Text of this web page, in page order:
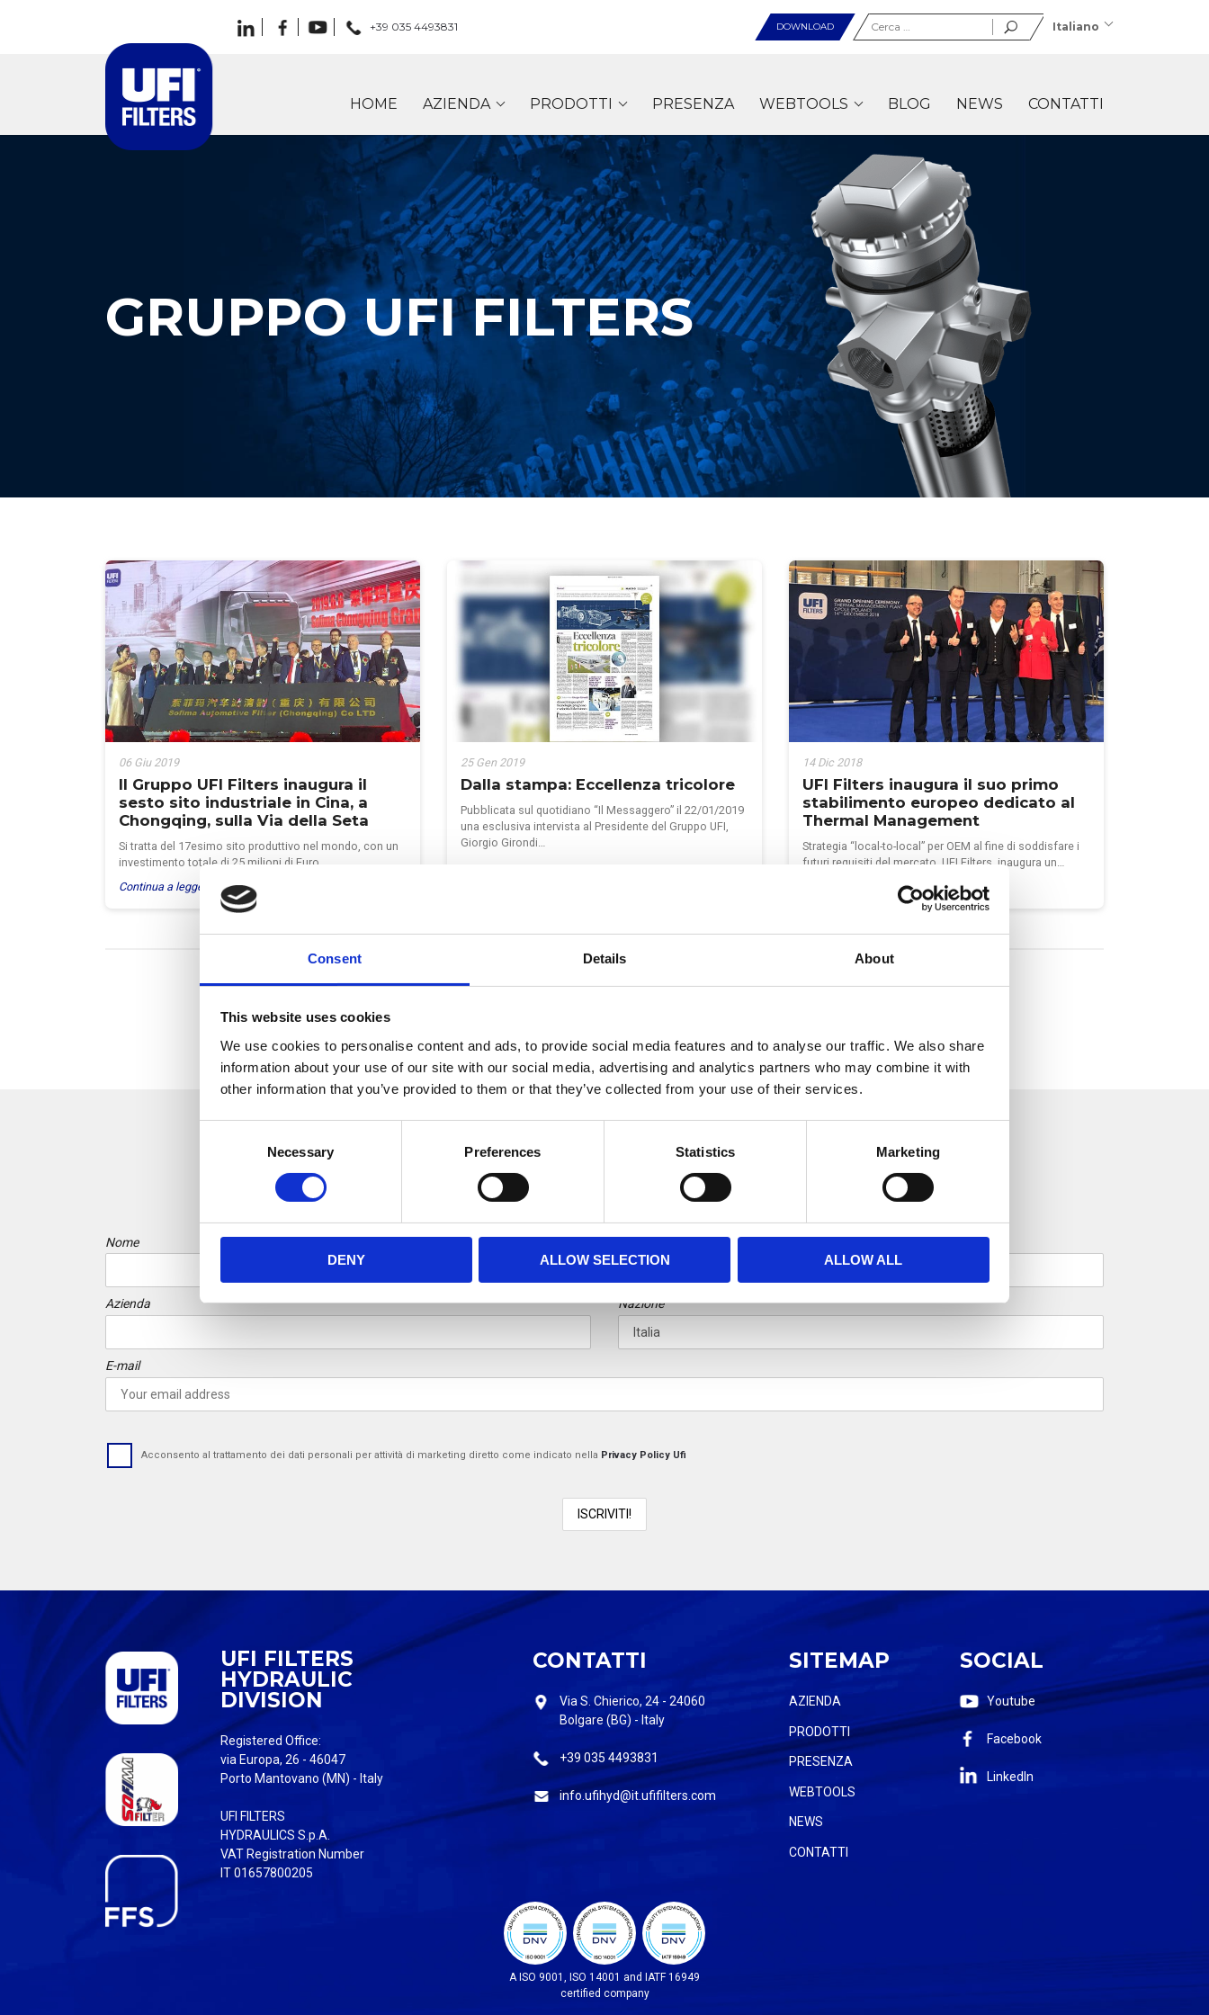
Consent Details About
This website uses cookies
We use cookies to personalise content and ads, to provide social media features and to analyse our traffic. We also share
information about your use of our site with our social media, advertising and analytics partners who may combine it with
other information that you’ve provided to them or that they’ve collected from your use of their services.
e
e
t
i
n
Necessary Preferences Statistics Marketing
DENY ALLOW SELECTION ALLOW ALL
DOWNLOAD
+39 035 4493831
Ricerca
per:
Italiano
HOME AZIENDA PRODOTTI PRESENZA WEBTOOLS BLOG NEWS CONTATTI
GRUPPO UFI FILTERS
06 Giu 2019
Il Gruppo UFI Filters inaugura il
sesto sito industriale in Cina, a
Chongqing, sulla Via della Seta
Si tratta del 17esimo sito produttivo nel mondo, con un
investimento totale di 25 milioni di Euro…
Continua a leggere >
25 Gen 2019
Dalla stampa: Eccellenza tricolore
Pubblicata sul quotidiano “Il Messaggero” il 22/01/2019
una esclusiva intervista al Presidente del Gruppo UFI,
Giorgio Girondi…
14 Dic 2018
UFI Filters inaugura il suo primo
stabilimento europeo dedicato al
Thermal Management
Strategia “local-to-local” per OEM al fine di soddisfare i
futuri requisiti del mercato. UFI Filters, inaugura un…
Continua a leggere >
Previous 1 2
ISCRIVITI ALLA NOSTRA NEWSLETTER
Aggiorniamo mensilmente i nostri follower con informazioni e novità dal mondo dell’oleodinamica
Nome
Azienda Nazione
E-mail
Acconsento al trattamento dei dati personali per attività di marketing diretto come indicato nella Privacy Policy Ufi
UFI FILTERS
HYDRAULIC
DIVISION
Registered Office:
via Europa, 26 - 46047
Porto Mantovano (MN) - Italy
UFI FILTERS
HYDRAULICS S.p.A.
VAT Registration Number
IT 01657800205
CONTATTI
Via S. Chierico, 24 - 24060
Bolgare (BG) - Italy
+39 035 4493831
info.ufihyd@it.ufifilters.com
SITEMAP
AZIENDA
PRODOTTI
PRESENZA
WEBTOOLS
NEWS
CONTATTI
SOCIAL
Youtube
Facebook
LinkedIn
A ISO 9001, ISO 14001 and IATF 16949
certified company